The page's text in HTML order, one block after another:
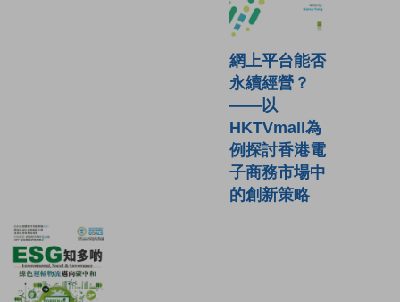
網上平台能否
永續經營？
——以
HKTVmall為
例探討香港電
子商務市場中
的創新策略